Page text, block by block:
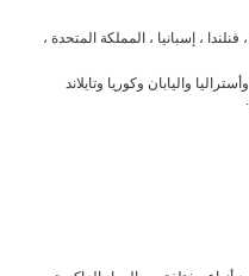
فنلندا ، إسبانيا ، المملكة المتحدة ،
واليابان وكوريا وتايلاند